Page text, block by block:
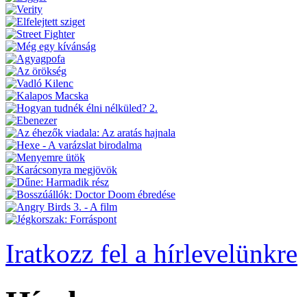
Iratkozz fel a hírlevelünkre